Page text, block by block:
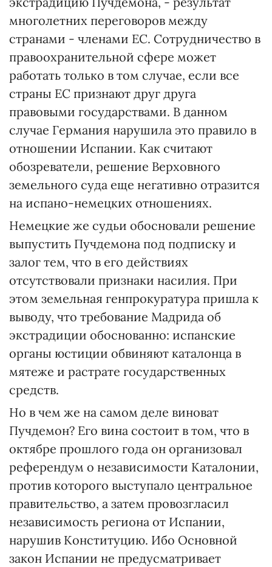
многолетних переговоров между
странами - членами ЕС. Сотрудничество в
правоохранительной сфере может
работать только в том случае, если все
страны ЕС признают друг друга
правовыми государствами. В данном
случае Германия нарушила это правило в
отношении Испании. Как считают
обозреватели, решение Верховного
земельного суда еще негативно отразится
на испано-немецких отношениях.
Немецкие же судьи обосновали решение
выпустить Пучдемона под подписку и
залог тем, что в его действиях
отсутствовали признаки насилия. При
этом земельная генпрокуратура пришла к
выводу, что требование Мадрида об
экстрадиции обоснованно: испанские
органы юстиции обвиняют каталонца в
мятеже и растрате государственных
средств.
Но в чем же на самом деле виноват
Пучдемон? Его вина состоит в том, что в
октябре прошлого года он организовал
референдум о независимости Каталонии,
против которого выступало центральное
правительство, а затем провозгласил
независимость региона от Испании,
нарушив Конституцию. Ибо Основной
закон Испании не предусматривает